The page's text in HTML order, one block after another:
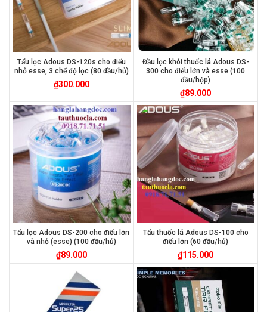
Tẩu lọc Adous DS-120s cho điếu
nhỏ esse, 3 chế độ lọc (80 đầu/hủ)
₫300.000
Đầu lọc khói thuốc lá Adous DS-
300 cho điếu lớn và esse (100
đầu/hộp)
₫89.000
Tẩu lọc Adous DS-200 cho điếu lớn
và nhỏ (esse) (100 đầu/hủ)
₫89.000
Tẩu thuốc lá Adous DS-100 cho
điếu lớn (60 đầu/hủ)
₫115.000